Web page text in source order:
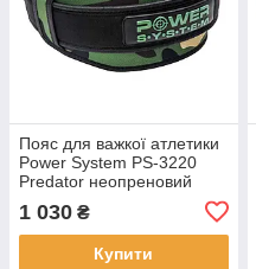
Пояс для важкої атлетики
Power System PS-3220
Predator неопреновий
1 030 ₴
Купити